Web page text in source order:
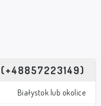
(+48857223149)
Białystok lub okolice